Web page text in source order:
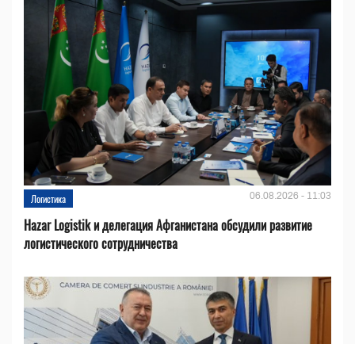
Логистика 06.08.2026 - 11:03
Hazar Logistik и делегация Афганистана обсудили развитие
логистического сотрудничества